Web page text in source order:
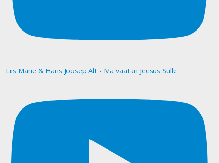
Liis Marie & Hans Joosep Alt - Ma vaatan Jeesus Sulle